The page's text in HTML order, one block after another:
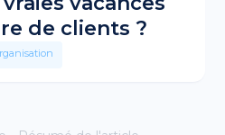
de clients ?